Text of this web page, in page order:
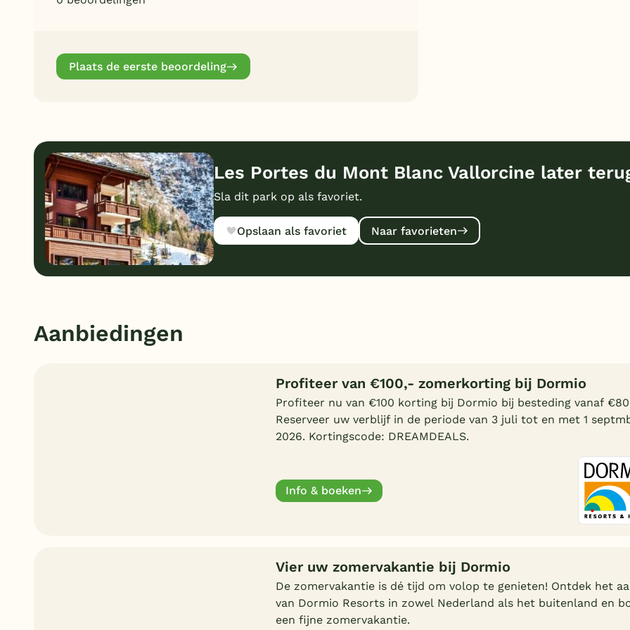
Plaats de eerste beoordeling
Les Portes du Mont Blanc Vallorcine later
Sla dit park op als favoriet.
Opslaan als favoriet Naar favorieten
Aanbiedingen
Profiteer van €100,- zomerkorting bij Dormio
Profiteer nu van €100 korting bij Dormio bij besteding vanaf
Reserveer uw verblijf in de periode van 3 juli tot en met 1
2026. Kortingscode: DREAMDEALS.
Info & boeken
Vier uw zomervakantie bij Dormio
De zomervakantie is dé tijd om volop te genieten! Ontdek het
van Dormio Resorts in zowel Nederland als het buitenland en
een fijne zomervakantie.